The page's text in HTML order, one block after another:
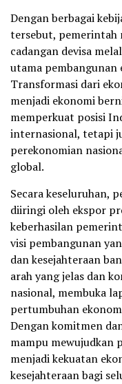
Dengan berbagai
tersebut, pemerintah
cadangan devisa
utama pembangunan
Transformasi dari
menjadi ekonomi
memperkuat posisi
internasional, tetapi
perekonomian
global.
Secara keseluruhan,
diiringi oleh ekspor
keberhasilan
visi pembangunan
dan kesejahteraan
arah yang jelas dan
nasional, membuka
pertumbuhan
Dengan komitmen
mampu mewujudkan
menjadi kekuatan
kesejahteraan bagi